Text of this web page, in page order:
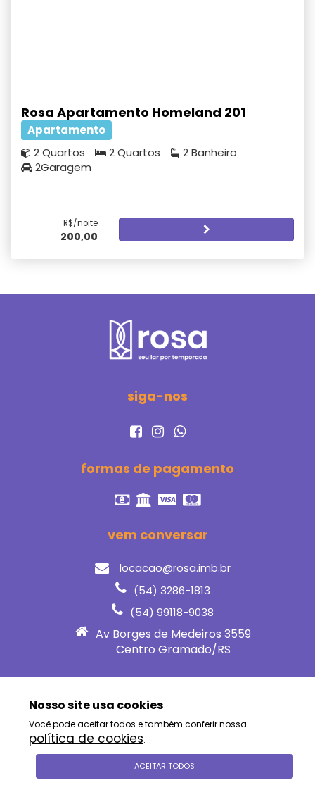
Rosa Apartamento Homeland 201
Apartamento
2 Quartos
2 Quartos
2 Banheiro
2Garagem
R$/noite
200,00
siga-nos
formas de pagamento
vem conversar
locacao@rosa.imb.br
(54) 3286-1813
(54) 99118-9038
Av Borges de Medeiros 3559
Centro Gramado/RS
Política de Privacidade
© Rosa aluguel por temporada & imóveis | 2023
Nosso site usa cookies
Você pode aceitar todos e também conferir nossa
política de cookies.
ACEITAR TODOS